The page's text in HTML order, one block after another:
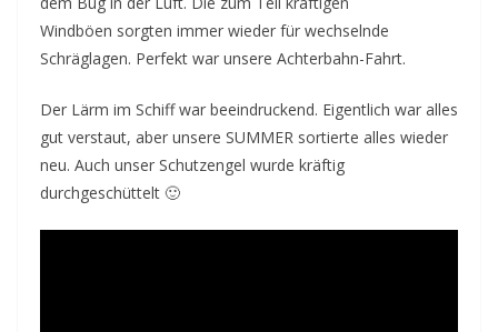
Windböen sorgten immer wieder für wechselnde
Schräglagen. Perfekt war unsere Achterbahn-Fahrt.
Der Lärm im Schiff war beeindruckend. Eigentlich war alles
gut verstaut, aber unsere SUMMER sortierte alles wieder
neu. Auch unser Schutzengel wurde kräftig
durchgeschüttelt 🙂